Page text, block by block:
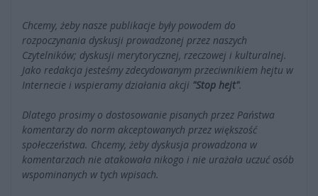
Chcemy, żeby nasze publikacje były powodem do
rozpoczynania dyskusji prowadzonej przez naszych
Czytelników; dyskusji merytorycznej, rzeczowej i kulturalnej.
Jako redakcja jesteśmy zdecydowanym przeciwnikiem hejtu w
Internecie i wspieramy działania akcji "Stop hejt".
Dlatego prosimy o dostosowanie pisanych przez Państwa
komentarzy do norm akceptowanych przez większość
społeczeństwa. Chcemy, żeby dyskusja prowadzona w
komentarzach nie atakowała nikogo i nie urażała uczuć osób
wspominanych w tych wpisach.